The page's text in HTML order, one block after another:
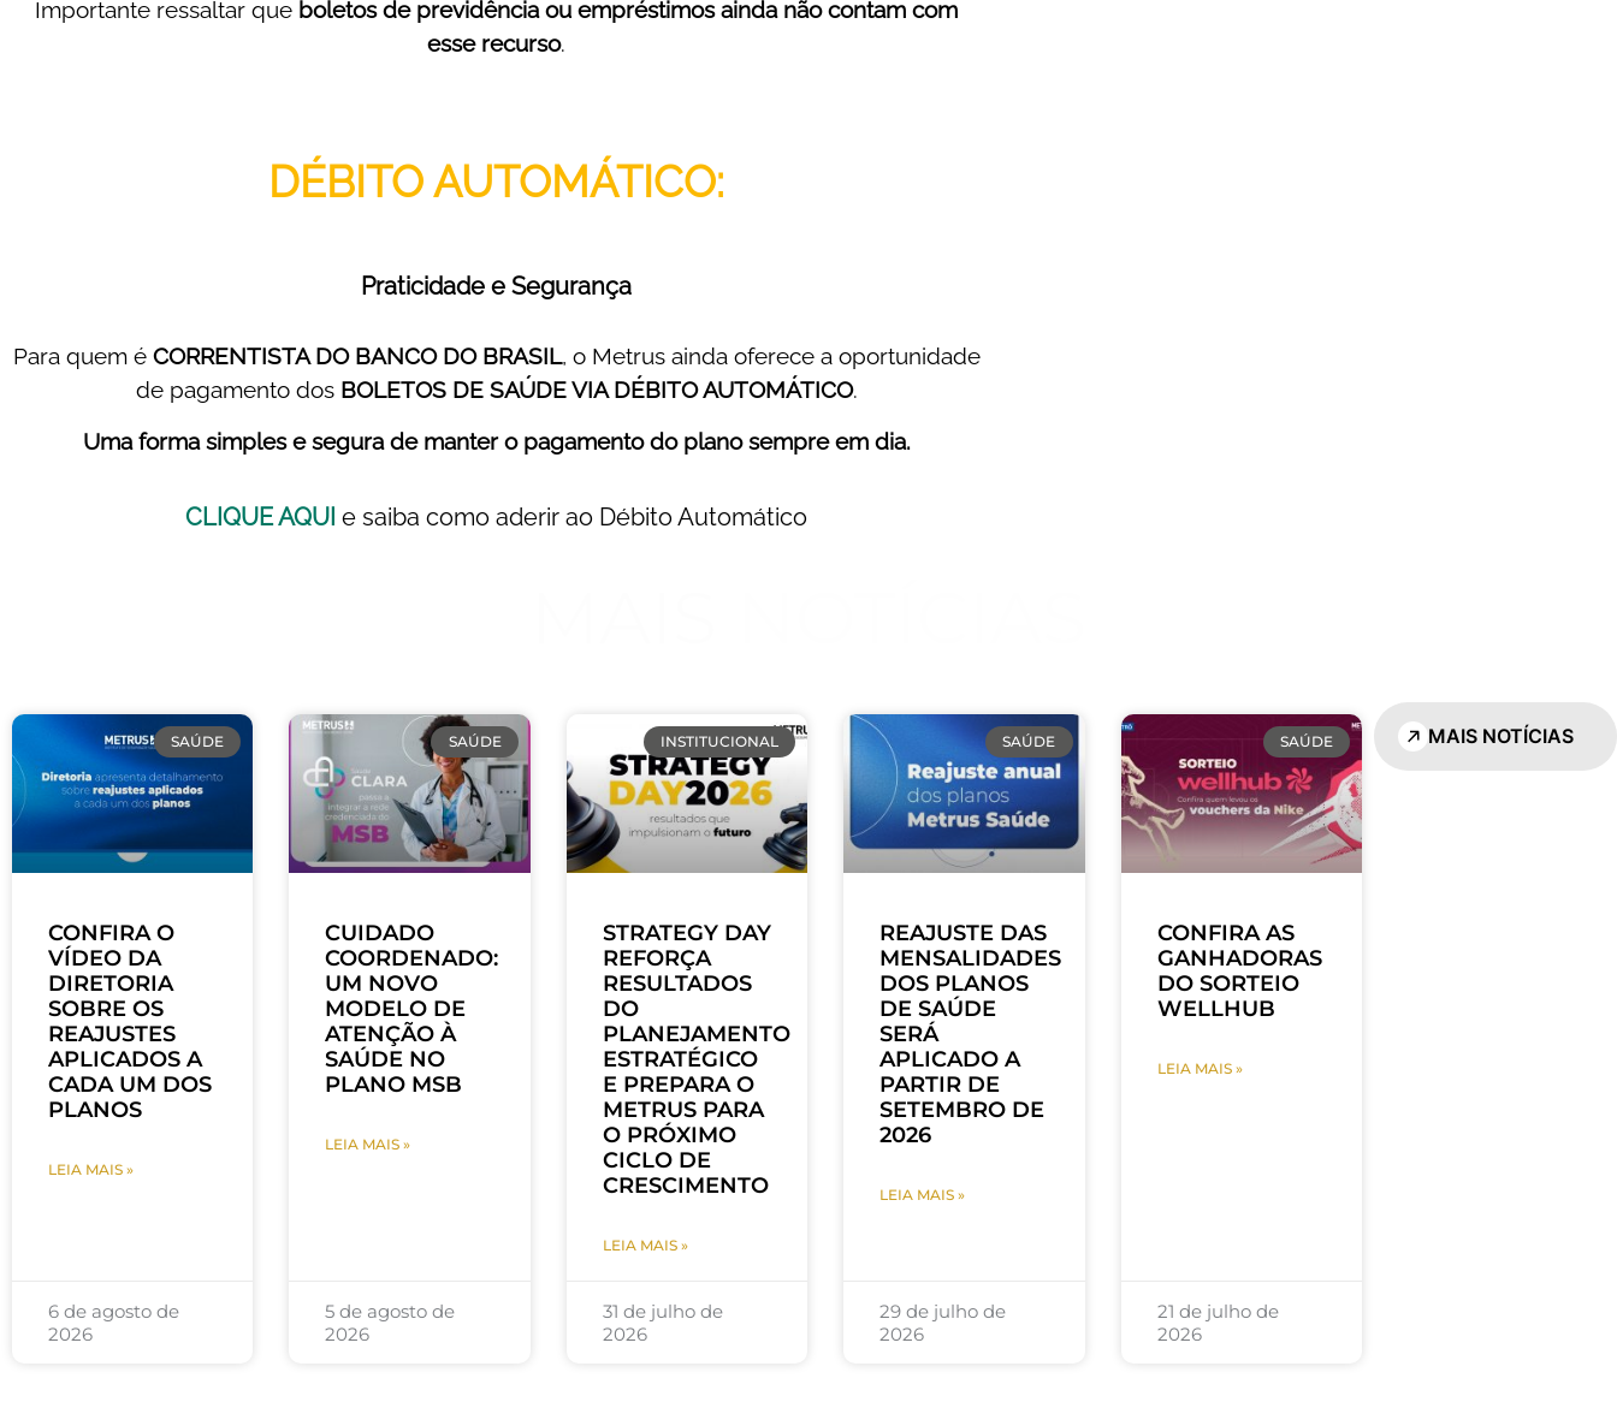
Importante ressaltar que boletos de previdência ou empréstimos ainda não contam com
esse recurso.
DÉBITO AUTOMÁTICO:
Praticidade e Segurança
Para quem éCORRENTISTA DO BANCO DO BRASIL, o Metrus ainda oferece a oportunidade
de pagamento dos BOLETOS DE SAÚDE VIA DÉBITO AUTOMÁTICO.
Uma forma simples e segura de manter o pagamento do plano sempre em dia.
CLIQUE AQUI e saiba como aderir ao Débito Automático
SAÚDE
CONFIRA O
VÍDEO DA
DIRETORIA
SOBRE OS
REAJUSTES
APLICADOS A
CADA UM DOS
PLANOS
LEIA MAIS »
6 de agosto de
2026
SAÚDE
CUIDADO
COORDENADO:
UM NOVO
MODELO DE
ATENÇÃO À
SAÚDE NO
PLANO MSB
LEIA MAIS »
5 de agosto de
2026
INSTITUCIONAL
STRATEGY DAY
REFORÇA
RESULTADOS
DO
PLANEJAMENTO
ESTRATÉGICO
E PREPARA O
METRUS PARA
O PRÓXIMO
CICLO DE
CRESCIMENTO
LEIA MAIS »
31 de julho de
2026
SAÚDE
REAJUSTE DAS
MENSALIDADES
DOS PLANOS
DE SAÚDE
SERÁ
APLICADO A
PARTIR DE
SETEMBRO DE
2026
LEIA MAIS »
29 de julho de
2026
SAÚDE
CONFIRA AS
GANHADORAS
DO SORTEIO
WELLHUB
LEIA MAIS »
21 de julho de
2026
MAIS NOTÍCIAS